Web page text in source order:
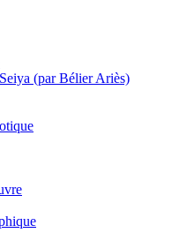
(par Bélier Ariès)